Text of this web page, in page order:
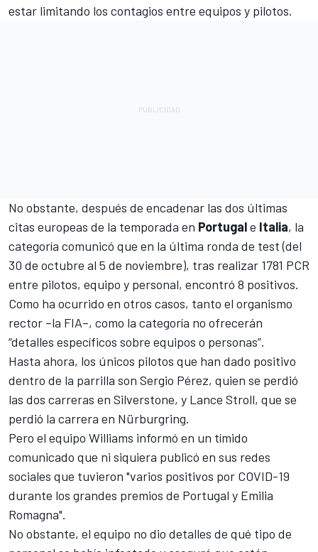
estar limitando los contagios entre equipos y pilotos.
No obstante, después de encadenar las dos últimas
citas europeas de la temporada en Portugale Italia, la
categoría comunicó que en la última ronda de test (del
30 de octubre al 5 de noviembre), tras realizar 1781 PCR
entre pilotos, equipo y personal, encontró 8 positivos.
Como ha ocurrido en otros casos, tanto el organismo
rector –la FIA–, como la categoría no ofrecerán
“detalles específicos sobre equipos o personas”.
Hasta ahora, los únicos pilotos que han dado positivo
dentro de la parrilla son Sergio Pérez, quien se perdió
las dos carreras en Silverstone, y Lance Stroll, que se
perdió la carrera en Nürburgring.
Pero el equipo Williams informó en un tímido
comunicado que ni siquiera publicó en sus redes
sociales que tuvieron "varios positivos por COVID-19
durante los grandes premios de Portugal y Emilia
Romagna".
No obstante, el equipo no dio detalles de qué tipo de